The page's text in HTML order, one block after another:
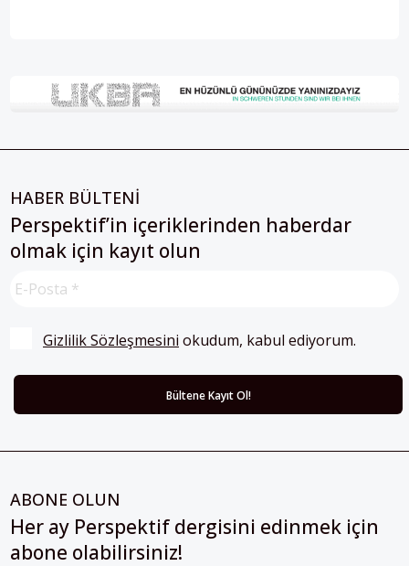
HABER BÜLTENİ
Perspektif’in içeriklerinden haberdar
olmak için kayıt olun
Gizlilik Sözleşmesini okudum, kabul ediyorum.
ABONE OLUN
Her ay Perspektif dergisini edinmek için
abone olabilirsiniz!